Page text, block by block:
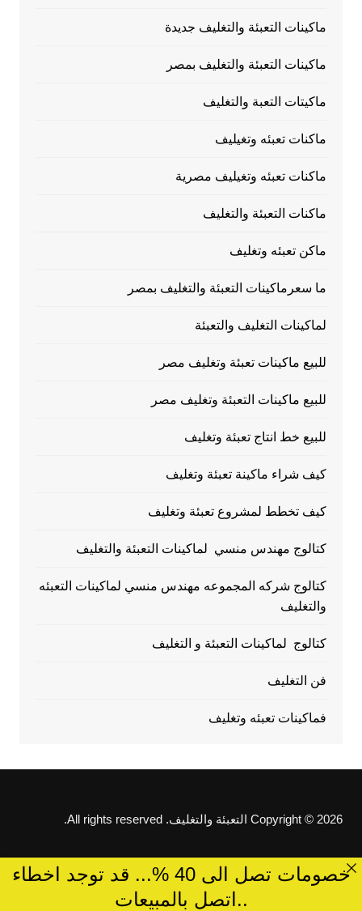
ماكينات التعبئة والتغليف جديدة
ماكينات التعبئة والتغليف بمصر
ماكيتات التعبة والتغليف
ماكنات تعبئه وتغيليف
ماكنات تعبئه وتغيليف مصرية
ماكنات التعبئة والتغليف
ماكن تعبئه وتغليف
ما سعرماكينات التعبئة والتغليف بمصر
لماكينات التغليف والتعبئة
للبيع ماكينات تعبئة وتغليف مصر
للبيع ماكينات التعبئة وتغليف مصر
للبيع خط انتاج تعبئة وتغليف
كيف شراء ماكينة تعبئة وتغليف
كيف تخطط لمشروع تعبئة وتغليف
كتالوج مهندس منسي لماكينات التعبئة والتغليف
كتالوج شركه المجموعه مهندس منسي لماكينات التعبئه
والتغليف
كتالوج لماكينات التعبئة و التغليف
فن التغليف
فماكينات تعبئه وتغليف
Copyright © 2026 التعبئة والتغليف. All rights reserved.
خصومات تصل الى 40 %... قد توجد اخطاء
..اتصل بالمبيعات